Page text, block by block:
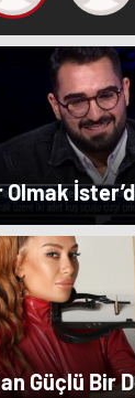
açıldı!
Güçlü Bir